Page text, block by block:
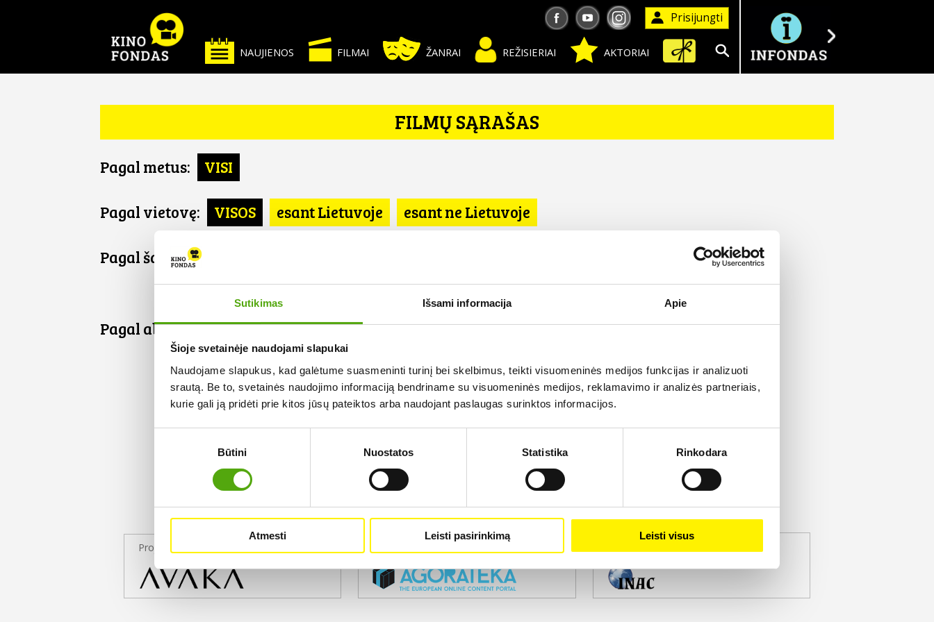
Sutikimas Išsami informacija Apie
Šioje svetainėje naudojami slapukai
Naudojame slapukus, kad galėtume suasmeninti turinį bei skelbimus, teikti visuomeninės medijos funkcijas ir analizuoti
srautą. Be to, svetainės naudojimo informaciją bendriname su visuomeninės medijos, reklamavimo ir analizės partneriais,
kurie gali ją pridėti prie kitos jūsų pateiktos arba naudojant paslaugas surinktos informacijos.
Būtini Nuostatos Statistika Rinkodara
Atmesti Leisti pasirinkimą Leisti visus
Prisijungti
AKTORIAI
REŽISIERIAI
ŽANRAI
FILMAI
NAUJIENOS
Ieškoti
FILMŲ SĄRAŠAS
Pagal metus: VISI
Pagal vietovę: VISOS esant Lietuvoje esant ne Lietuvoje
Pagal šalį: VISOS
Pagal abėcėlę:
Projekto partneris